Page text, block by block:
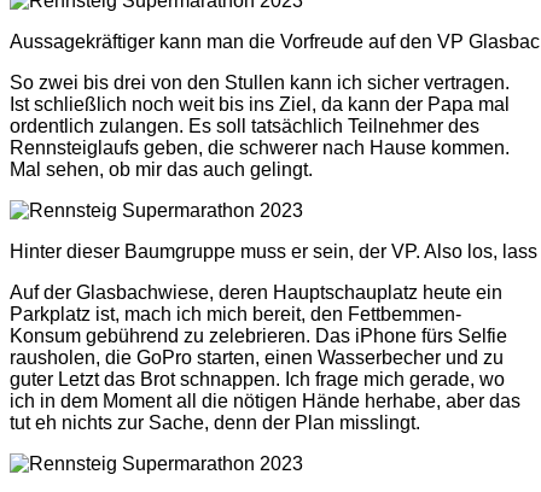
Aussagekräftiger kann man die Vorfreude auf den VP
So zwei bis drei von den Stullen kann ich sicher vertragen.
Ist schließlich noch weit bis ins Ziel, da kann der Papa mal
ordentlich zulangen. Es soll tatsächlich Teilnehmer des
Rennsteiglaufs geben, die schwerer nach Hause kommen.
Mal sehen, ob mir das auch gelingt.
Hinter dieser Baumgruppe muss er sein, der VP. Also los,
Auf der Glasbachwiese, deren Hauptschauplatz heute ein
Parkplatz ist, mach ich mich bereit, den Fettbemmen-
Konsum gebührend zu zelebrieren. Das iPhone fürs Selfie
rausholen, die GoPro starten, einen Wasserbecher und zu
guter Letzt das Brot schnappen. Ich frage mich gerade, wo
ich in dem Moment all die nötigen Hände herhabe, aber das
tut eh nichts zur Sache, denn der Plan misslingt.